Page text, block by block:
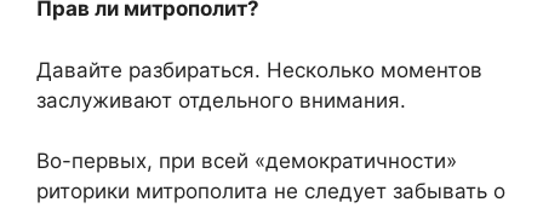
Прав ли митрополит?
Давайте разбираться. Несколько моментов
заслуживают отдельного внимания.
Во-первых, при всей «демократичности»
риторики митрополита не следует забывать о